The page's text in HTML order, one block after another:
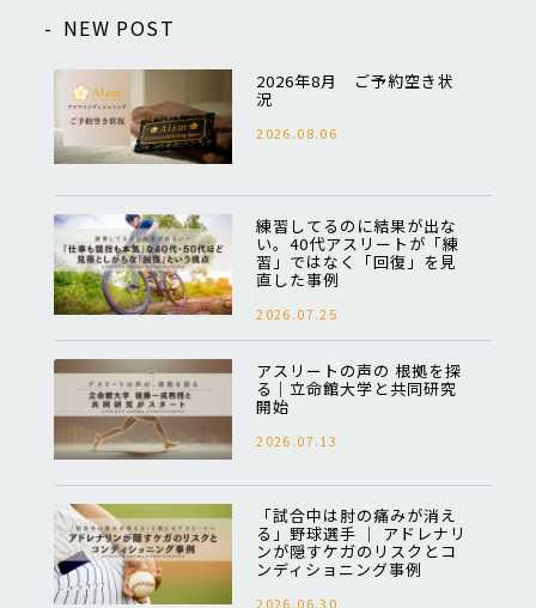
NEW POST
2026年8月 ご予約空き状
況
2026.08.06
練習してるのに結果が出な
い。40代アスリートが「練
習」ではなく「回復」を見
直した事例
2026.07.25
アスリートの声の 根拠を探
る｜立命館大学と共同研究
開始
2026.07.13
「試合中は肘の痛みが消え
る」野球選手 │ アドレナリ
ンが隠すケガのリスクとコ
ンディショニング事例
2026.06.30